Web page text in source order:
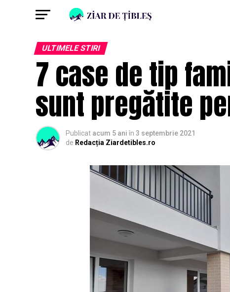
ULTIMELE STIRI
7 case de tip
sunt pregătite
Publicat acum 5 ani în 3 septembrie 2021
de Redacția Ziardetibles.ro